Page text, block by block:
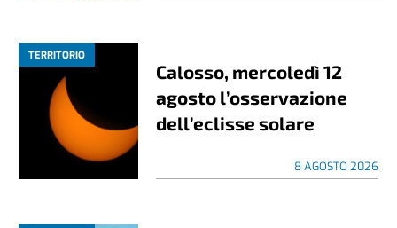
TERRITORIO
Calosso, mercoledì 12
agosto l’osservazione
dell’eclisse solare
8 AGOSTO 2026